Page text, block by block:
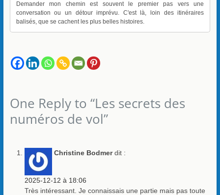
Demander mon chemin est souvent le premier pas vers une
conversation ou un détour imprévu. C'est là, loin des itinéraires
balisés, que se cachent les plus belles histoires.
One Reply to “Les secrets des
numéros de vol”
Christine Bodmer dit :
2025-12-12 à 18:06
Très intéressant. Je connaissais une partie mais pas toute